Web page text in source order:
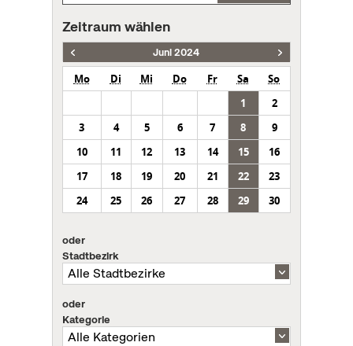
Zeitraum wählen
Juni 2024
Mo Di Mi Do Fr Sa
So
1
2
3
4 5 6 7 8
9
10
11 12 13 14 15
16
17
18 19 20 21 22
23
24
25 26 27 28 29 30
oder
Stadtbezirk
oder
Kategorie